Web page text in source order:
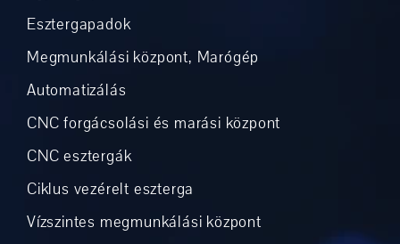
Esztergapadok
Megmunkálási központ, Marógép
Automatizálás
CNC forgácsolási és marási központ
CNC esztergák
Ciklus vezérelt eszterga
Vízszintes megmunkálási központ